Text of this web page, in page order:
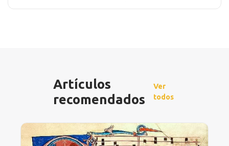
Artículos
recomendados
Ver
todos